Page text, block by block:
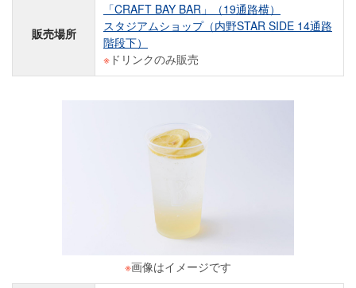
販売場所
「CRAFT BAY BAR」（19通路横）
スタジアムショップ（内野STAR SIDE 14通路
階段下）
※ ドリンクのみ販売
※画像はイメージです